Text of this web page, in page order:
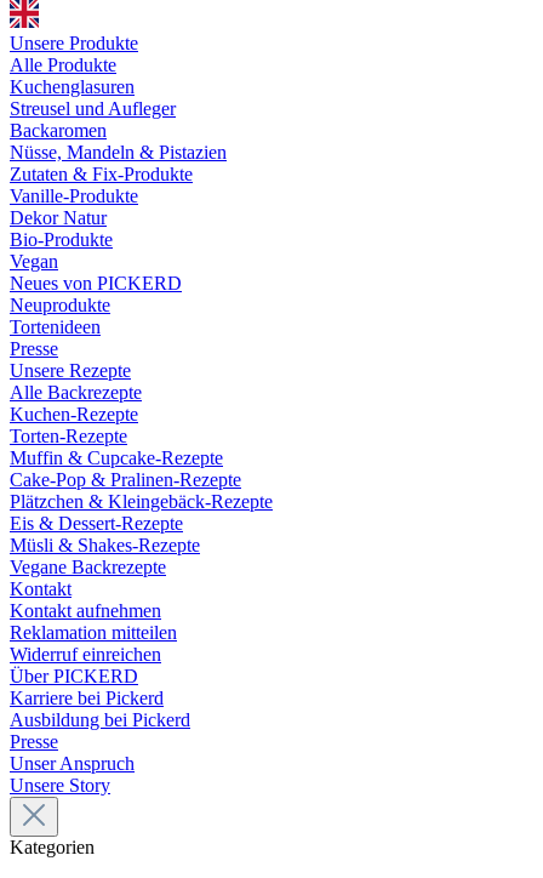
Unsere Produkte
Alle Produkte
Kuchenglasuren
Streusel und Aufleger
Backaromen
Nüsse, Mandeln & Pistazien
Zutaten & Fix-Produkte
Vanille-Produkte
Dekor Natur
Bio-Produkte
Vegan
Neues von PICKERD
Neuprodukte
Tortenideen
Presse
Unsere Rezepte
Alle Backrezepte
Kuchen-Rezepte
Torten-Rezepte
Muffin & Cupcake-Rezepte
Cake-Pop & Pralinen-Rezepte
Plätzchen & Kleingebäck-Rezepte
Eis & Dessert-Rezepte
Müsli & Shakes-Rezepte
Vegane Backrezepte
Kontakt
Kontakt aufnehmen
Reklamation mitteilen
Widerruf einreichen
Über PICKERD
Karriere bei Pickerd
Ausbildung bei Pickerd
Presse
Unser Anspruch
Unsere Story
Kategorien